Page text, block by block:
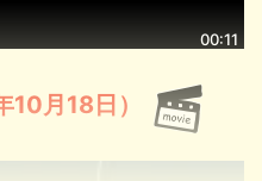
00:11
月18日）